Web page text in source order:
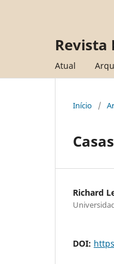
Revista
Atual
Início /
Richard
DOI: